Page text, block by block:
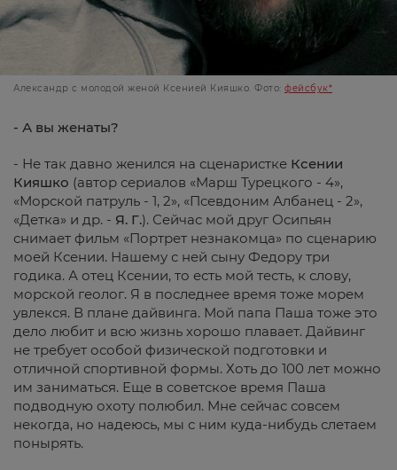
Александр с молодой женой Ксенией Кияшко. Фото: фейсбук*
- А вы женаты?
- Не так давно женился на сценаристке Ксении
Кияшко (автор сериалов «Марш Турецкого - 4»,
«Морской патруль - 1, 2», «Псевдоним Албанец - 2»,
«Детка» и др. - Я. Г.). Сейчас мой друг Осипьян
снимает фильм «Портрет незнакомца» по сценарию
моей Ксении. Нашему с ней сыну Федору три
годика. А отец Ксении, то есть мой тесть, к слову,
морской геолог. Я в последнее время тоже морем
увлекся. В плане дайвинга. Мой папа Паша тоже это
дело любит и всю жизнь хорошо плавает. Дайвинг
не требует особой физической подготовки и
отличной спортивной формы. Хоть до 100 лет можно
им заниматься. Еще в советское время Паша
подводную охоту полюбил. Мне сейчас совсем
некогда, но надеюсь, мы с ним куда-нибудь слетаем
понырять.